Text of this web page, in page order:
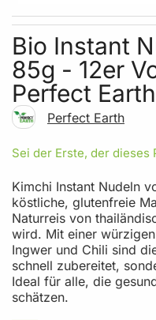
Skip to the beginning of
Bio Instant
85g - 12er
Perfect Earth
Perfect Earth
Sei der Erste, der dieses
Kimchi Instant Nudeln
köstliche, glutenfreie
Naturreis von
wird. Mit einer
Ingwer und Chili sind
schnell zubereitet,
Ideal für alle, die
schätzen.